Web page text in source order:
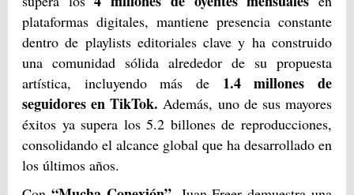
plataformas digitales, mantiene presencia constante
dentro de playlists editoriales clave y ha construido
una comunidad sólida alrededor de su propuesta
artística, incluyendo más de 1.4 millones de
seguidores en TikTok. Además, uno de sus mayores
éxitos ya supera los 5.2 billones de reproducciones,
consolidando el alcance global que ha desarrollado en
los últimos años.